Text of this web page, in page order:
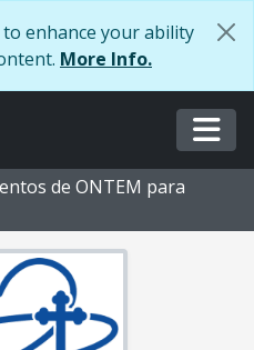
enhance your ability
More Info.
de ONTEM para